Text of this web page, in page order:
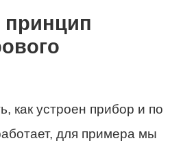
принцип
как устроен прибор и по
для примера мы